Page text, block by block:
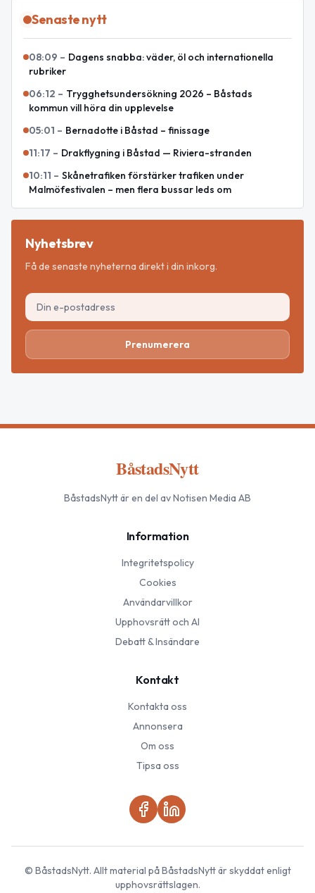
Senaste nytt
08:09 – Dagens snabba: väder, öl och internationella
rubriker
06:12 – Trygghetsundersökning 2026 – Båstads
kommun vill höra din upplevelse
05:01 – Bernadotte i Båstad – finissage
11:17 – Drakflygning i Båstad — Riviera-stranden
10:11 – Skånetrafiken förstärker trafiken under
Malmöfestivalen – men flera bussar leds om
Nyhetsbrev
Få de senaste nyheterna direkt i din inkorg.
Prenumerera
BåstadsNytt
BåstadsNyttär en del av Notisen Media AB
Information
Integritetspolicy
Cookies
Användarvillkor
Upphovsrätt och AI
Debatt & Insändare
Kontakt
Kontakta oss
Annonsera
Om oss
Tipsa oss
© BåstadsNytt. Allt material påBåstadsNyttär skyddat enligt
upphovsrättslagen.